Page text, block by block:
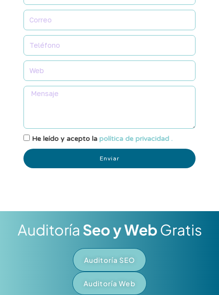
He leído y acepto la política de privacidad .
Enviar
Auditoría Seo y Web Gratis
Auditoría SEO
Auditoría Web